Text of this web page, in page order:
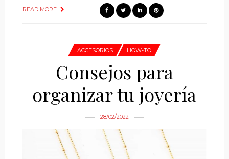
READ MORE
ACCESORIOS HOW-TO
Consejos para
organizar tu joyería
28/02/2022